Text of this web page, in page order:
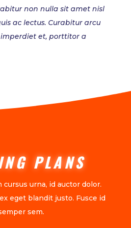
non nulla sit amet nisl
ac lectus. Curabitur arcu
et, porttitor a
PLANS
urna, id auctor dolor.
eget blandit justo. Fusce id
sem.